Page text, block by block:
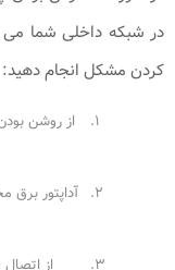
در شبکه داخلی شما می
کردن مشکل انجام دهید:
از روشن
آداپتور
از